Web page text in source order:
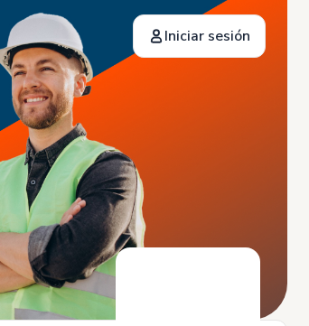
Iniciar sesión